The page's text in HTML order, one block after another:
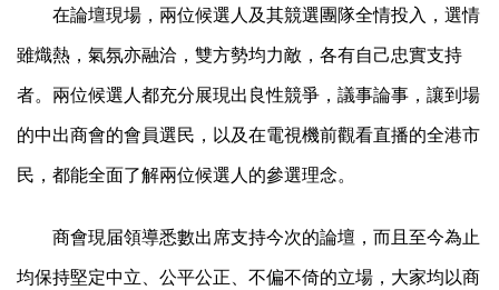
在論壇現場，兩位候選人及其競選團隊全情投入，選情
雖熾熱，氣氛亦融洽，雙方勢均力敵，各有自己忠實支持
者。兩位候選人都充分展現出良性競爭，議事論事，讓到場
的中出商會的會員選民，以及在電視機前觀看直播的全港市
民，都能全面了解兩位候選人的參選理念。
商會現届領導悉數出席支持今次的論壇，而且至今為止
均保持堅定中立、公平公正、不偏不倚的立場，大家均以商